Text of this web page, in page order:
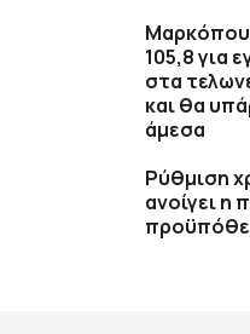
105,8 για
στα
και θα
άμεσα
Ρύθμιση
ανοίγει η